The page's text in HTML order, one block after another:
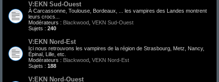
V:EKN Sud-Ouest
À Carcassonne, Toulouse, Bordeaux, ... les vampires des Landes montrent
leurs crocs...
Modérateurs : Blackwood VEKN Sud-Ouest
Sujets : 240
V:EKN Nord-Est
Ici nous retrouvons les vampires de la région de Strasbourg, Metz, Nancy,
Épinal, Lille, etc.
Modérateurs : Blackwood VEKN Nord-Est
Sujets : 188
V:EKN Nord-Ouest